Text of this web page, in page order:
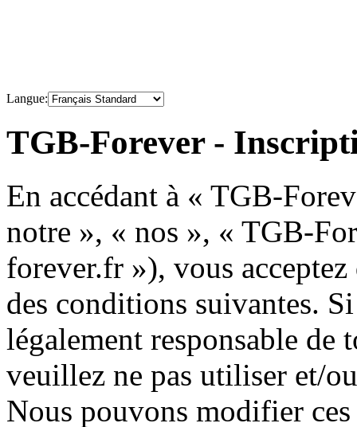
Langue:
TGB-Forever -
En accédant à « TGB-
notre », « nos », « TGB-
forever.fr »), vous acceptez
des conditions suivantes.
légalement responsable de
veuillez ne pas utiliser et/
Nous pouvons modifier